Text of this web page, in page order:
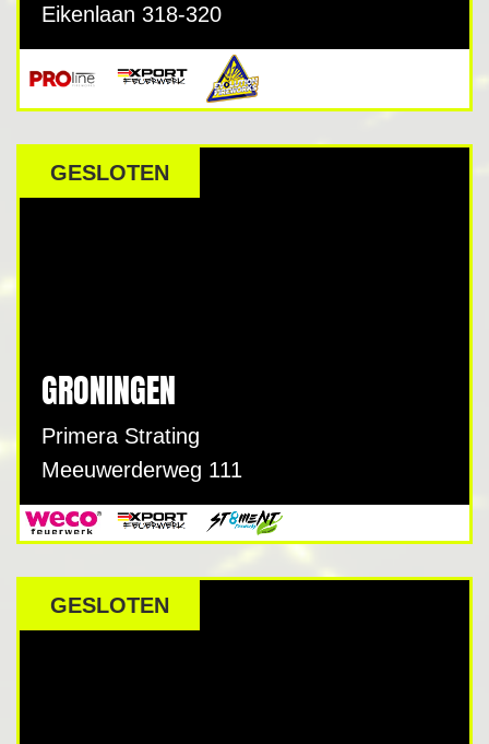
Eikenlaan 318-320
GESLOTEN
GRONINGEN
Primera Strating
Meeuwerderweg 111
GESLOTEN